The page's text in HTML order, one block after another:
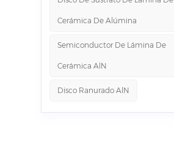
Cerámica De Alúmina
Semiconductor De Lámina De
Cerámica AlN
Disco Ranurado AlN